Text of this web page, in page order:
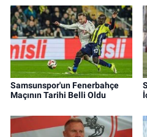
Samsunspor'un Fenerbahçe
Maçının Tarihi Belli Oldu